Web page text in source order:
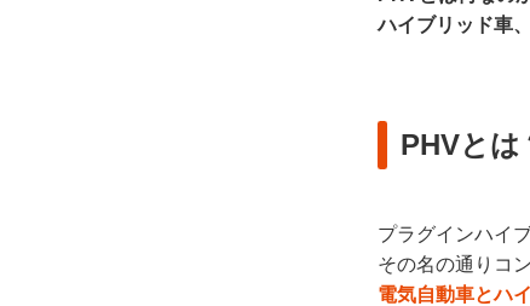
ハイブリッド車
PHVとは
プラグインハイ
その名の通りコ
電気自動車とハ